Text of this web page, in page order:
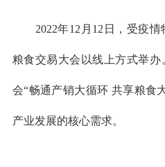
2022年12月12日，受疫情
粮食交易大会以线上方式举
会“畅通产销大循环 共享粮食
产业发展的核心需求。